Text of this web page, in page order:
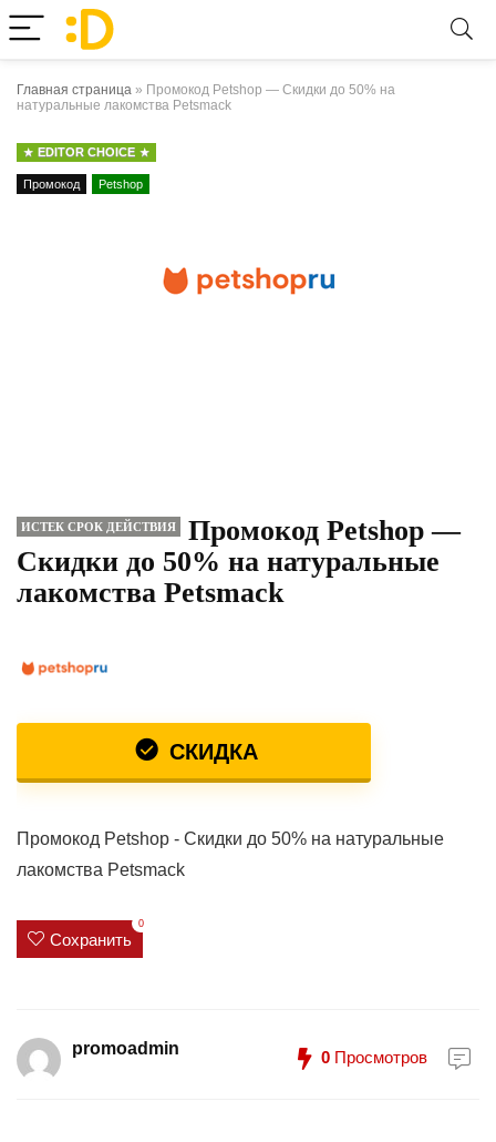
Главная страница » Промокод Petshop — Скидки до 50% на
натуральные лакомства Petsmack
EDITOR CHOICE
Промокод Petshop
ИСТЕК СРОК ДЕЙСТВИЯ
Промокод Petshop —
Скидки до 50% на натуральные
лакомства Petsmack
СКИДКА
Промокод Petshop - Скидки до 50% на натуральные
лакомства Petsmack
Сохранить
0
promoadmin 0 Просмотров